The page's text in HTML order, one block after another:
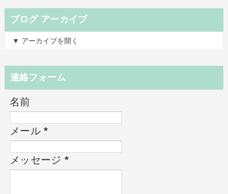
ブログ アーカイブ
▼ アーカイブを開く
連絡フォーム
名前
メール*
メッセージ *